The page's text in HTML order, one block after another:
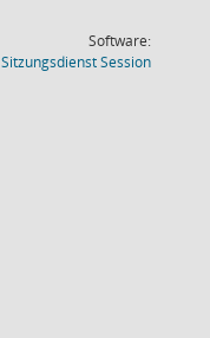
Software:
SitzungsdienstSession(Wird in